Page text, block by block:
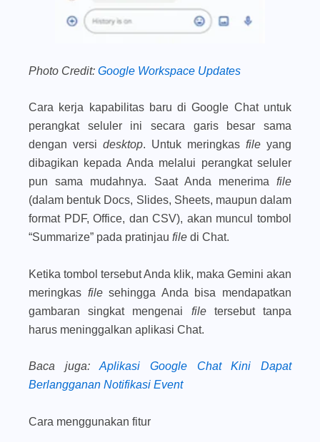
Photo Credit: Google Workspace Updates
Cara kerja kapabilitas baru di Google Chat untuk
perangkat seluler ini secara garis besar sama
dengan versi desktop. Untuk meringkas file yang
dibagikan kepada Anda melalui perangkat seluler
pun sama mudahnya. Saat Anda menerima file
(dalam bentuk Docs, Slides, Sheets, maupun dalam
format PDF, Office, dan CSV), akan muncul tombol
“Summarize” pada pratinjau file di Chat.
Ketika tombol tersebut Anda klik, maka Gemini akan
meringkas filesehingga Anda bisa mendapatkan
gambaran singkat mengenai file tersebut tanpa
harus meninggalkan aplikasi Chat.
Baca juga:
Aplikasi Google Chat Kini Dapat
Berlangganan Notifikasi Event
Cara menggunakan fitur